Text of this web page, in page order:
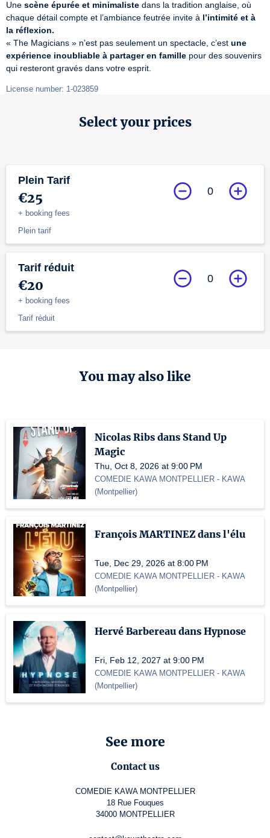
Une scène épurée et minimaliste dans la tradition anglaise, où
chaque détail compte et l’ambiance feutrée invite à l’intimité et à
la réflexion.
« The Magicians » n’est pas seulement un spectacle, c’est une
expérience inoubliable à partager en famille pour des souvenirs
qui resteront gravés dans votre esprit.
License number: 1-023859
Select your prices
Plein Tarif
€25
+ booking fees
Plein tarif
0
Tarif réduit
€20
+ booking fees
Tarif réduit
0
You may also like
Nicolas Ribs dans Stand Up
Magic
Thu, Oct 8, 2026 at 9:00 PM
COMEDIE KAWA MONTPELLIER - KAWA
(Montpellier)
François MARTINEZ dans l'élu
Tue, Dec 29, 2026 at 8:00 PM
COMEDIE KAWA MONTPELLIER - KAWA
(Montpellier)
Hervé Barbereau dans Hypnose
Fri, Feb 12, 2027 at 9:00 PM
COMEDIE KAWA MONTPELLIER - KAWA
(Montpellier)
See more
Contact us
COMEDIE KAWA MONTPELLIER
18 Rue Fouques
34000 MONTPELLIER